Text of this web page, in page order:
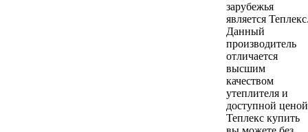
зарубежья
является
Данный
производитель
отличается
высшим
качеством
утеплителя и
доступной
Теплекс купить